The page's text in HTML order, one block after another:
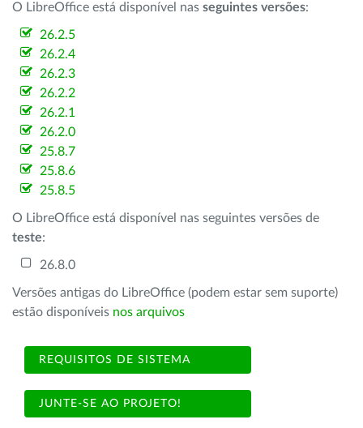
O LibreOffice está disponível nas seguintes versões:
26.2.5
26.2.4
26.2.3
26.2.2
26.2.1
26.2.0
25.8.7
25.8.6
25.8.5
O LibreOffice está disponível nas seguintes versões de
teste:
26.8.0
Versões antigas do LibreOffice (podem estar sem suporte)
estão disponíveis nos arquivos
REQUISITOS DE SISTEMA
JUNTE-SE AO PROJETO!